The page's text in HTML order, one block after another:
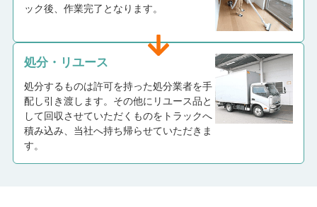
ック後、作業完了となります。
処分・リユース
処分するものは許可を持った処分業者を手
配し引き渡します。その他にリユース品と
して回収させていただくものをトラックへ
積み込み、当社へ持ち帰らせていただきま
す。